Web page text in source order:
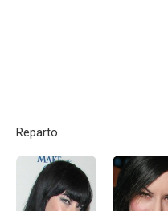
Reparto